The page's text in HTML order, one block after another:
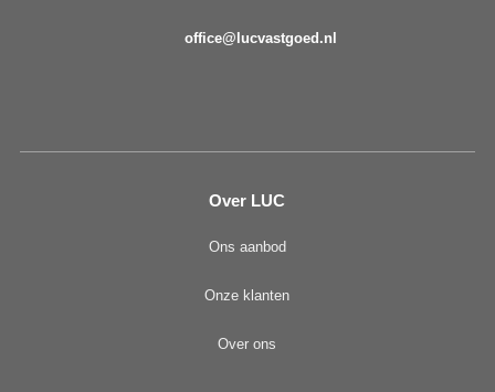
office@lucvastgoed.nl
Over LUC
Ons aanbod
Onze klanten
Over ons